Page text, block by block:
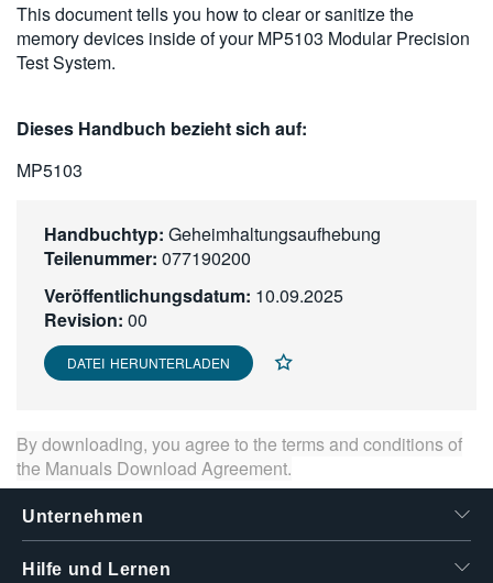
日本語
한국어
This document tells you how to clear or sanitize the
memory devices inside of your MP5103 Modular Precision
Test System.
Dieses Handbuch bezieht sich auf:
MP5103
Handbuchtyp: Geheimhaltungsaufhebung
Teilenummer: 077190200
Veröffentlichungsdatum: 10.09.2025
Revision: 00
DATEI HERUNTERLADEN
By downloading, you agree to the terms and conditions of
the Manuals Download Agreement.
Unternehmen
Hilfe und Lernen